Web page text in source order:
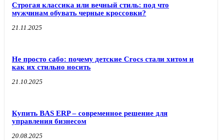
Строгая классика или вечный стиль: под что
мужчинам обувать черные кроссовки?
21.11.2025
Не просто сабо: почему детские Crocs стали хитом и
как их стильно носить
21.10.2025
Купить BAS ERP – современное решение для
управления бизнесом
20.08.2025